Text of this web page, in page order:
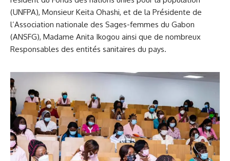
(UNFPA), Monsieur Keita Ohashi, et de la Présidente de
l’Association nationale des Sages-femmes du Gabon
(ANSFG), Madame Anita Ikogou ainsi que de nombreux
Responsables des entités sanitaires du pays.